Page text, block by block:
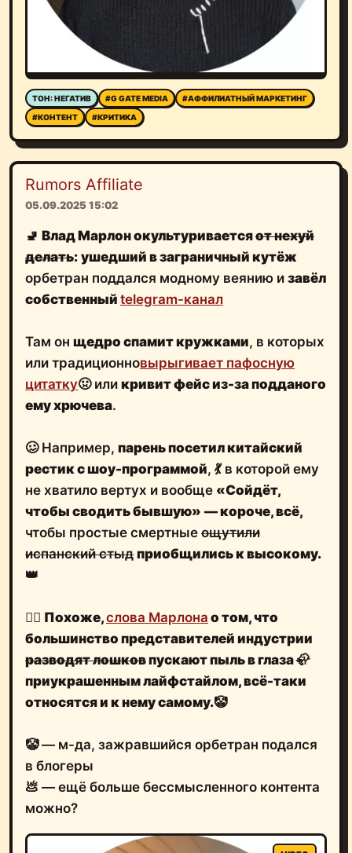
ТОН: НЕГАТИВ #G GATE MEDIA
#АФФИЛИАТНЫЙ МАРКЕТИНГ
#КОНТЕНТ
#КРИТИКА
Rumors Affiliate
05.09.2025 15:02
🚽 Влад Марлонокультуриваетсяот нехуй
делать: ушедший в заграничный кутёж
орбетран поддался модному веянию и завёл
собственный telegram-канал
Там он щедро спамит кружками, в которых
или традиционновырыгивает пафосную
цитатку🤢 или кривит фейс из-за подданого
ему хрючева.
🥴 Например, парень посетил китайский
рестик с шоу-программой, 💃 в которой ему
не хватило вертух и вообще «Сойдёт,
чтобы сводить бывшую» — короче, всё,
чтобы простые смертные ощутили
испанский стыд приобщились к высокому.
👑
🤷‍♂️ Похоже,слова Марлона о том, что
большинство представителей индустрии
разводят лошковпускают пыль в глаза🦣
приукрашенным лайфстайлом, всё-таки
относятся и к нему самому.🤡
🤡 — м-да, зажравшийся орбетран подался
в блогеры
💩 — ещё больше бессмысленного контента
можно?